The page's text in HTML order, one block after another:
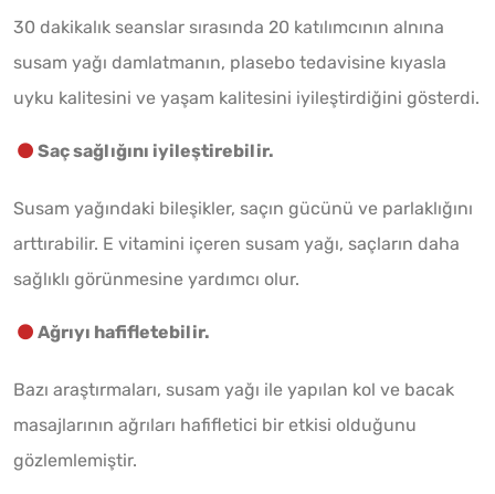
30 dakikalık seanslar sırasında 20 katılımcının alnına
susam yağı damlatmanın, plasebo tedavisine kıyasla
uyku kalitesini ve yaşam kalitesini iyileştirdiğini gösterdi.
Saç sağlığını iyileştirebilir.
Susam yağındaki bileşikler, saçın gücünü ve parlaklığını
arttırabilir. E vitamini içeren susam yağı, saçların daha
sağlıklı görünmesine yardımcı olur.
Ağrıyı hafifletebilir.
Bazı araştırmaları, susam yağı ile yapılan kol ve bacak
masajlarının ağrıları hafifletici bir etkisi olduğunu
gözlemlemiştir.